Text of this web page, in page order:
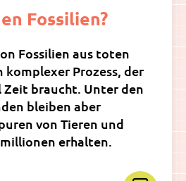
Fossilien?
Fossilien aus toten
komplexer Prozess, der
braucht. Unter den
bleiben aber
von Tieren und
erhalten.